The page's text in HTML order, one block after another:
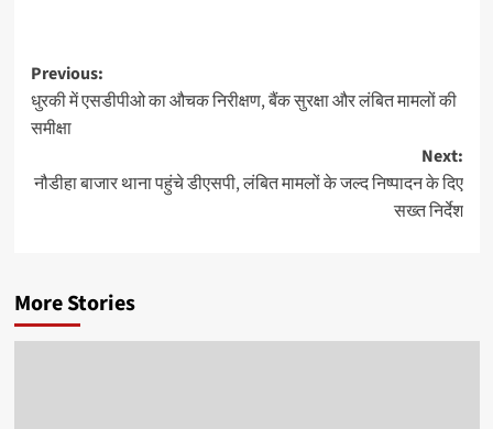
Post
navigation
Previous:
धुरकी में एसडीपीओ का औचक निरीक्षण, बैंक सुरक्षा और लंबित मामलों की
समीक्षा
Next:
नौडीहा बाजार थाना पहुंचे डीएसपी, लंबित मामलों के जल्द निष्पादन के दिए
सख्त निर्देश
More Stories